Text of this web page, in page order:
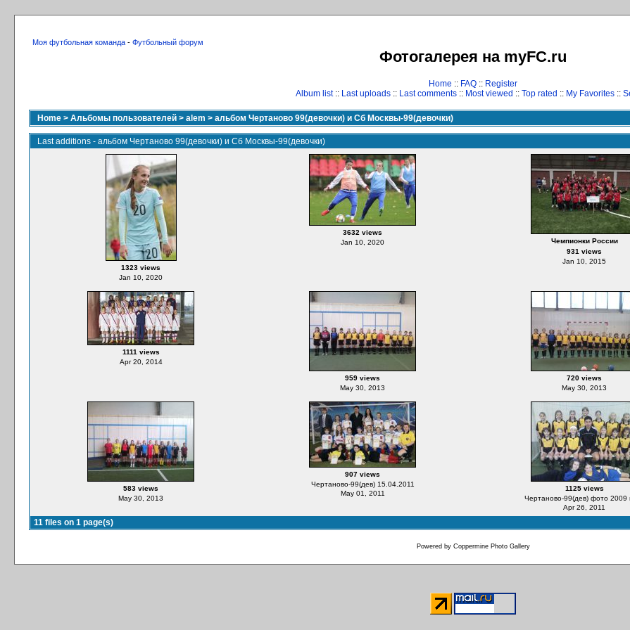
Моя футбольная команда - Футбольный форум
Фотогалерея на myFC.ru
Home :: FAQ :: Register
Album list:: Last uploads :: Last comments :: Most viewed :: Top rated :: My Favorites ::
Home > Альбомы пользователей > alem > альбом Чертаново 99(девочки) и Сб Москвы-99(девочки)
Last additions - альбом Чертаново 99(девочки) и Сб Москвы-99(девочки)
1323 views
Jan 10, 2020
3632 views
Jan 10, 2020
Чемпионки России
931 views
Jan 10, 2015
1111 views
Apr 20, 2014
959 views
May 30, 2013
720 views
May 30, 2013
583 views
May 30, 2013
907 views
Чертаново-99(дев) 15.04.2011
May 01, 2011
1125 views
Чертаново-99(дев) фото 2009
Apr 26, 2011
11 files on 1 page(s)
Powered by Coppermine Photo Gallery